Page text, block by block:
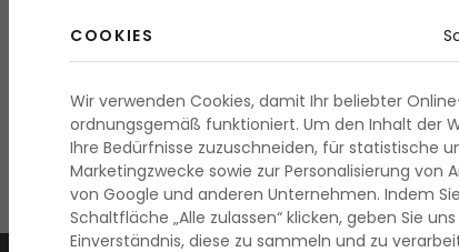
COOKIES
Wir verwenden Cookies, damit Ihr beliebter
ordnungsgemäß funktioniert. Um den Inhalt der
Ihre Bedürfnisse zuzuschneiden, für statistische
Marketingzwecke sowie zur Personalisierung von
von Google und anderen Unternehmen. Indem
Schaltfläche „Alle zulassen“ klicken, geben Sie uns
Einverständnis, diese zu sammeln und zu